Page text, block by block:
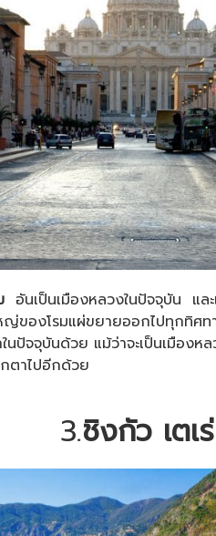
อันเป็นเมืองหลวงในปัจจุบัน แ
ของโรมแผ่ขยายออกไปทุกทิ
ปัจจุบันด้วย แม้ว่าจะเป็นเมือ
ตาไปอีกด้วย
3.ชิงกัว เตเร่